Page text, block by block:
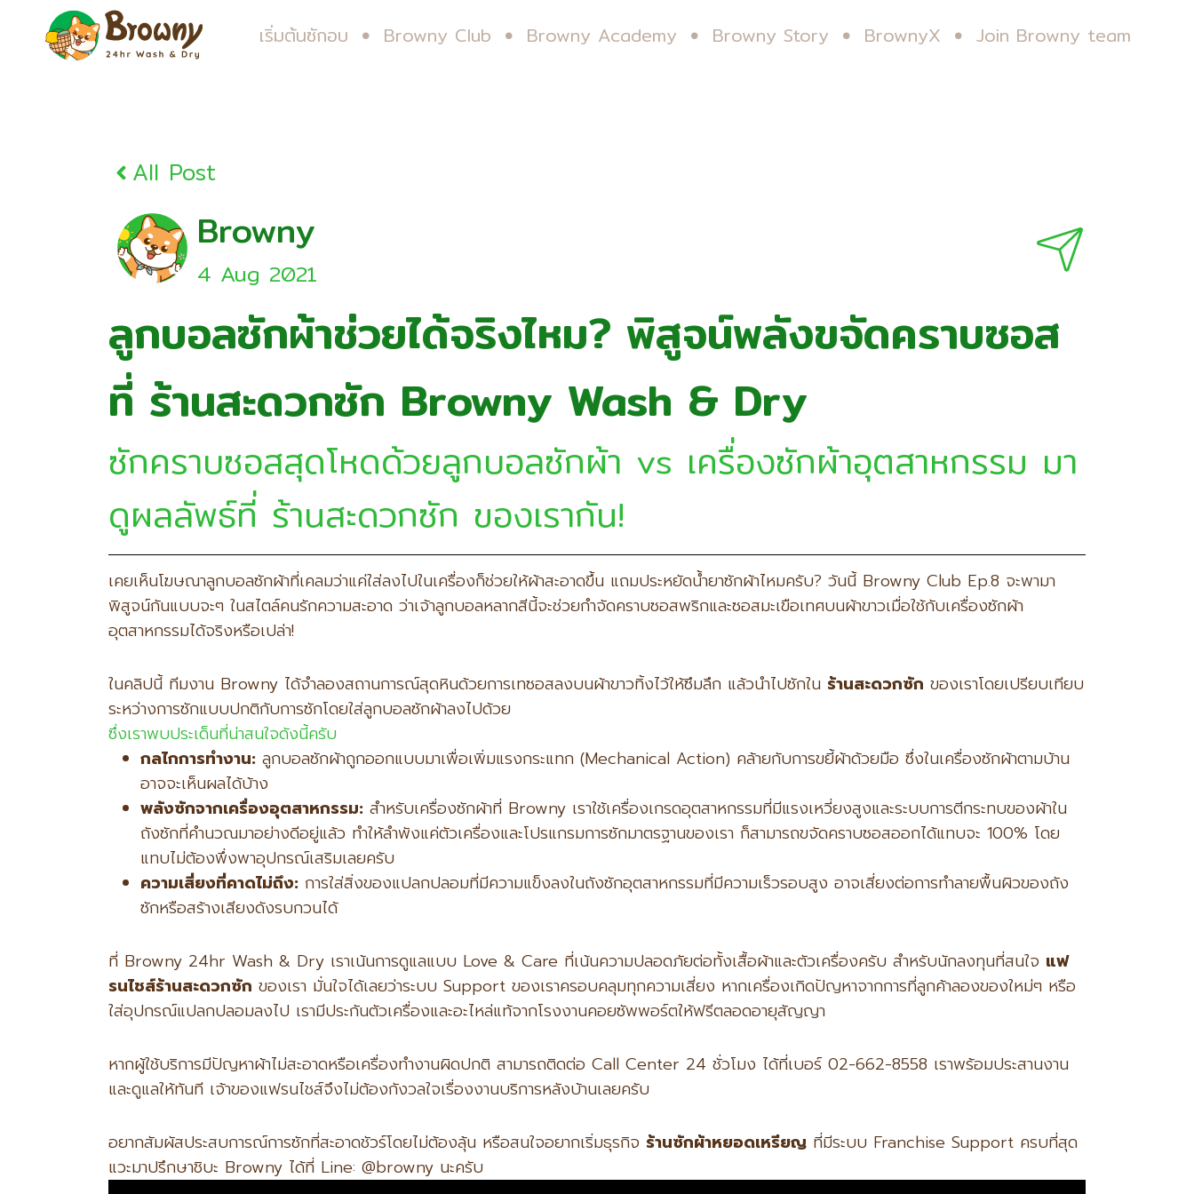
เริ่มต้นซักอบ Browny Club Browny Academy Browny Story BrownyX Join Browny team
All Post
Browny
4 Aug 2021
ลูกบอลซักผ้าช่วยได้จริงไหม? พิสูจน์พลังขจัดคราบซอส
ที่ ร้านสะดวกซัก Browny Wash & Dry
ซักคราบซอสสุดโหดด้วยลูกบอลซักผ้า vs เครื่องซักผ้าอุตสาหกรรม มา
ดูผลลัพธ์ที่ ร้านสะดวกซัก ของเรากัน!
เคยเห็นโฆษณาลูกบอลซักผ้าที่เคลมว่าแค่ใส่ลงไปในเครื่องก็ช่วยให้ผ้าสะอาดขึ้น แถมประหยัดน้ำยาซักผ้าไหมครับ? วันนี้ Browny Club Ep.8 จะพามา
พิสูจน์กันแบบจะๆ ในสไตล์คนรักความสะอาด ว่าเจ้าลูกบอลหลากสีนี้จะช่วยกำจัดคราบซอสพริกและซอสมะเขือเทศบนผ้าขาวเมื่อใช้กับเครื่องซักผ้า
อุตสาหกรรมได้จริงหรือเปล่า!
ในคลิปนี้ ทีมงาน Browny ได้จำลองสถานการณ์สุดหินด้วยการเทซอสลงบนผ้าขาวทิ้งไว้ให้ซึมลึก แล้วนำไปซักใน ร้านสะดวกซัก ของเราโดยเปรียบเทียบ
ระหว่างการซักแบบปกติกับการซักโดยใส่ลูกบอลซักผ้าลงไปด้วย
ซึ่งเราพบประเด็นที่น่าสนใจดังนี้ครับ
กลไกการทำงาน: ลูกบอลซักผ้าถูกออกแบบมาเพื่อเพิ่มแรงกระแทก (Mechanical Action) คล้ายกับการขยี้ผ้าด้วยมือ ซึ่งในเครื่องซักผ้าตามบ้าน
อาจจะเห็นผลได้บ้าง
พลังซักจากเครื่องอุตสาหกรรม: สำหรับเครื่องซักผ้าที่ Browny เราใช้เครื่องเกรดอุตสาหกรรมที่มีแรงเหวี่ยงสูงและระบบการตีกระทบของผ้าใน
ถังซักที่คำนวณมาอย่างดีอยู่แล้ว ทำให้ลำพังแค่ตัวเครื่องและโปรแกรมการซักมาตรฐานของเรา ก็สามารถขจัดคราบซอสออกได้แทบจะ 100% โดย
แทบไม่ต้องพึ่งพาอุปกรณ์เสริมเลยครับ
ความเสี่ยงที่คาดไม่ถึง: การใส่สิ่งของแปลกปลอมที่มีความแข็งลงในถังซักอุตสาหกรรมที่มีความเร็วรอบสูง อาจเสี่ยงต่อการทำลายพื้นผิวของถัง
ซักหรือสร้างเสียงดังรบกวนได้
ที่ Browny 24hr Wash & Dry เราเน้นการดูแลแบบ Love & Care ที่เน้นความปลอดภัยต่อทั้งเสื้อผ้าและตัวเครื่องครับ สำหรับนักลงทุนที่สนใจ แฟ
รนไชส์ร้านสะดวกซัก ของเรา มั่นใจได้เลยว่าระบบ Support ของเราครอบคลุมทุกความเสี่ยง หากเครื่องเกิดปัญหาจากการที่ลูกค้าลองของใหม่ๆ หรือ
ใส่อุปกรณ์แปลกปลอมลงไป เรามีประกันตัวเครื่องและอะไหล่แท้จากโรงงานคอยซัพพอร์ตให้ฟรีตลอดอายุสัญญา
หากผู้ใช้บริการมีปัญหาผ้าไม่สะอาดหรือเครื่องทำงานผิดปกติ สามารถติดต่อ Call Center 24 ชั่วโมง ได้ที่เบอร์ 02-662-8558 เราพร้อมประสานงาน
และดูแลให้ทันที เจ้าของแฟรนไชส์จึงไม่ต้องกังวลใจเรื่องงานบริการหลังบ้านเลยครับ
อยากสัมผัสประสบการณ์การซักที่สะอาดชัวร์โดยไม่ต้องลุ้น หรือสนใจอยากเริ่มธุรกิจ ร้านซักผ้าหยอดเหรียญ ที่มีระบบ Franchise Support ครบที่สุด
แวะมาปรึกษาชิบะ Browny ได้ที่ Line: @browny นะครับ